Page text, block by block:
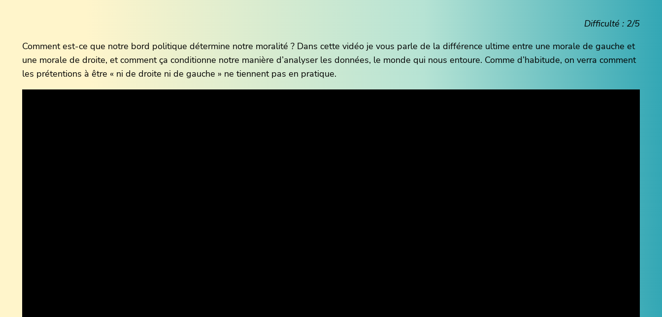
Difficulté : 2/5
Comment est-ce que notre bord politique détermine notre moralité ? Dans cette vidéo je vous parle de la différence ultime entre une morale de gauche et
une morale de droite, et comment ça conditionne notre manière d’analyser les données, le monde qui nous entoure. Comme d’habitude, on verra comment
les prétentions à être « ni de droite ni de gauche » ne tiennent pas en pratique.